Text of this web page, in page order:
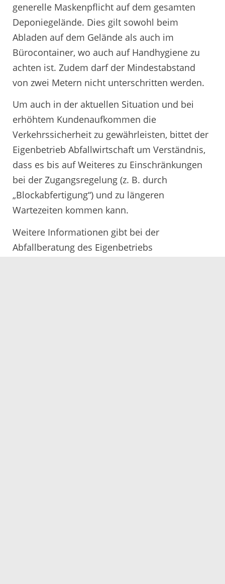
generelle Maskenpflicht auf dem gesamten
Deponiegelände. Dies gilt sowohl beim
Abladen auf dem Gelände als auch im
Bürocontainer, wo auch auf Handhygiene zu
achten ist. Zudem darf der Mindestabstand
von zwei Metern nicht unterschritten werden.
Um auch in der aktuellen Situation und bei
erhöhtem Kundenaufkommen die
Verkehrssicherheit zu gewährleisten, bittet der
Eigenbetrieb Abfallwirtschaft um Verständnis,
dass es bis auf Weiteres zu Einschränkungen
bei der Zugangsregelung (z. B. durch
„Blockabfertigung“) und zu längeren
Wartezeiten kommen kann.
Weitere Informationen gibt bei der
Abfallberatung des Eigenbetriebs